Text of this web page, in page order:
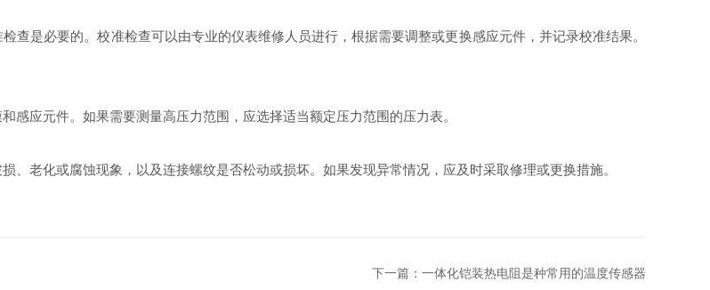
是必要的。校准检查可以由专业的仪表维修人员进行，根据需要调整或更换感应元件，并记录校准结果。
应元件。如果需要测量高压力范围，应选择适当额定压力范围的压力表。
老化或腐蚀现象，以及连接螺纹是否松动或损坏。如果发现异常情况，应及时采取修理或更换措施。
下一篇： 一体化铠装热电阻是种常用的温度传感器